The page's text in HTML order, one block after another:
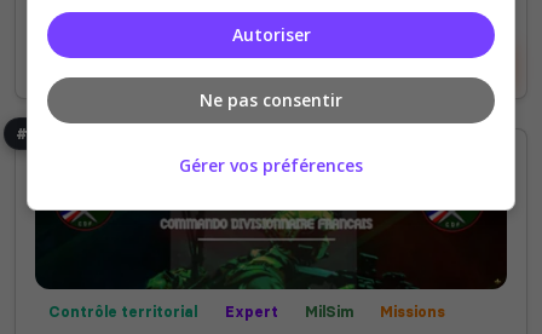
Voir le serveur Voter
#6
Contrôle territorial Expert MilSim
Missions
Autoriser
Ne pas consentir
Gérer vos préférences